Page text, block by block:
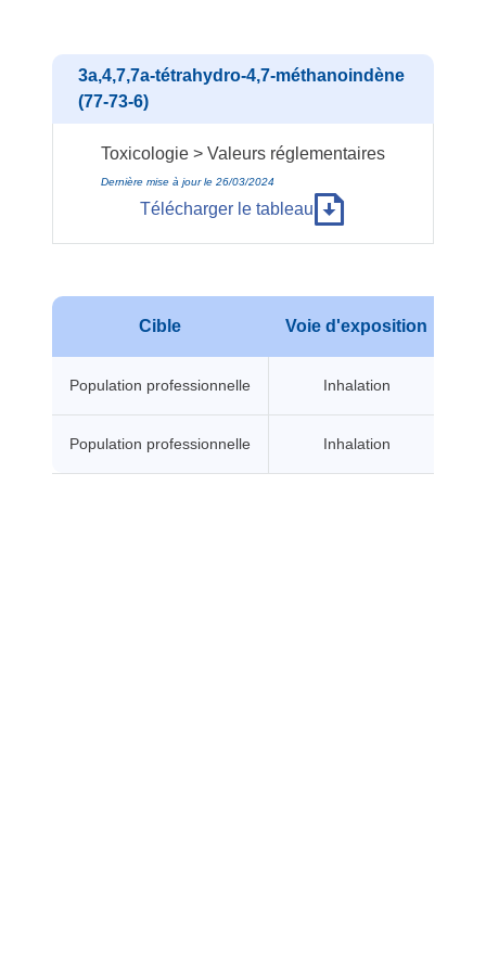
3a,4,7,7a-tétrahydro-4,7-méthanoindène
(77-73-6)
Toxicologie > Valeurs réglementaires
Dernière mise à jour le 26/03/2024
Télécharger le tableau
Cible Voie d'exposition
Population professionnelle Inhalation
Population professionnelle Inhalation